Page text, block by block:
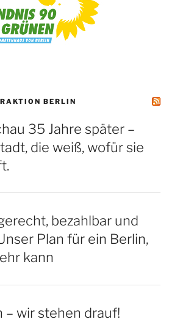
BERLIN
35 Jahre später –
die weiß, wofür sie
bezahlbar und
Plan für ein Berlin,
kann
– wir stehen drauf!